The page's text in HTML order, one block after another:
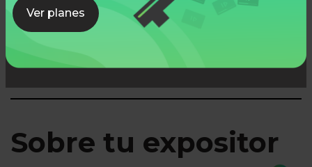
Ver planes
Lo que aprenderás
Sobre tu expositor